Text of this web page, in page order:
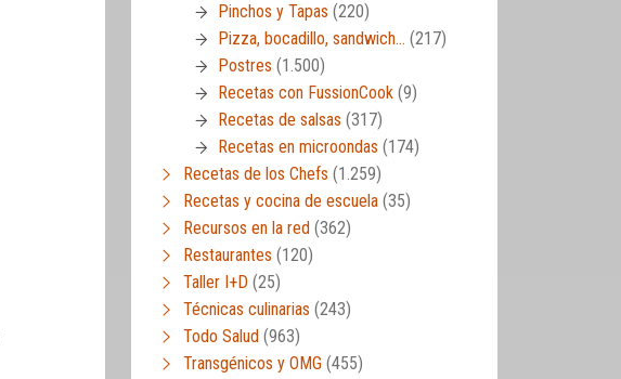
Pinchos y Tapas (220)
Pizza, bocadillo, sandwich… (217)
Postres (1.500)
Recetas con FussionCook (9)
Recetas de salsas (317)
Recetas en microondas (174)
Recetas de los Chefs (1.259)
Recetas y cocina de escuela (35)
Recursos en la red (362)
Restaurantes (120)
Taller I+D (25)
Técnicas culinarias (243)
Todo Salud (963)
Transgénicos y OMG (455)